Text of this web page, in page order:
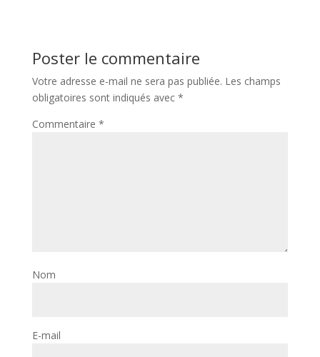
Poster le commentaire
Votre adresse e-mail ne sera pas publiée. Les champs
obligatoires sont indiqués avec *
Commentaire *
Nom
E-mail